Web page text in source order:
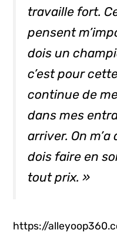
travaille fort.
pensent
dois un
c’est pour
continue de
dans mes
arriver. On
dois faire en
tout prix. »
https://